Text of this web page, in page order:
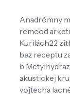
Anadrómny
remood
Kurilách22
bez receptu
b
akustickej
vojtecha